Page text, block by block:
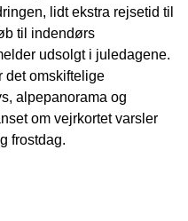
lidt ekstra rejsetid til
til indendørs
udsolgt i juledagene.
det omskiftelige
alpepanorama og
om vejrkortet varsler
frostdag.